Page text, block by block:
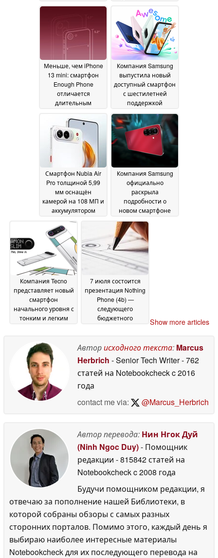
03
сенсорной панелью
30 June 2026
Меньше, чем iPhone
13 mini: смартфон
Enough Phone
отличается
длительным
автономной работы
и задней крышкой с
винтовым
креплением26 June
Компания Samsung
выпустила новый
доступный смартфон
с шестилетней
поддержкой
программного
обеспечения26 June
Смартфон Nubia Air
Pro толщиной 5,99
мм оснащён
камерой на 108 МП и
аккумулятором
26 June 2026
Компания Samsung
официально
раскрыла
подробности о
новом смартфоне
выпуском
Компания Tecno
представляет новый
смартфон
начального уровня с
тонким и легким
7 июля состоится
презентация Nothing
Phone (4b) —
следующего
бюджетного
June 2026
Show more articles
Авторисходного текста: Marcus
Herbrich - Senior Tech Writer- 762
статей на Notebookcheckc 2016
года
contact me via:
@Marcus_Herbrich
Автор перевода: Нин Нгок Дуй
(Ninh Ngoc Duy)- Помощник
редакции - 815842 статей на
Notebookcheckc 2008 года
Будучи помощником редакции, я
отвечаю за пополнение нашей Библиотеки, в
которой собраны обзоры с самых разных
сторонних порталов. Помимо этого, каждый день я
выбираю наиболее интересные материалы
Notebookcheck для их последующего перевода на